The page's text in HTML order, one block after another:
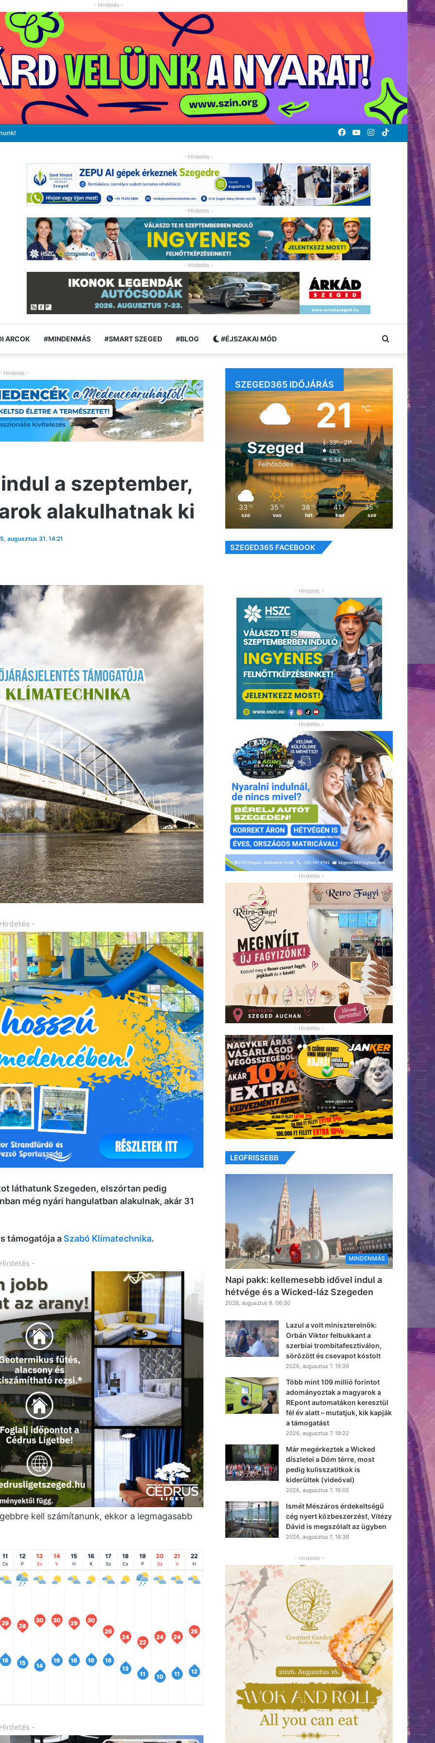
- Hirdetés -
TikTok
Instagram
YouTube
Facebook
- Hirdetés -
- Hirdetés -
- Hirdetés -
ARCOK #MINDENMÁS #SMART SZEGED #BLOG #ÉJSZAKAI MÓD Keresés:
- Hirdetés -
a szeptember,
alakulhatnak ki
augusztus 31. 14:21
-
láthatunk Szegeden, elszórtan pedig
még nyári hangulatban alakulnak, akár 31
támogatója a Szabó Klímatechnika.
-
kell számítanunk, ekkor a legmagasabb
-
SZEGED365 IDŐJÁRÁS
Szeged
Felhősödés
21℃
33º - 21º
68%
5.54 km/h
33 ℃
szo
35 ℃
vas
38 ℃
hét
41 ℃
ked
35 ℃
sze
SZEGED365 FACEBOOK
- Hirdetés -
- Hirdetés -
- Hirdetés -
- Hirdetés -
LEGFRISSEBB
MINDENMÁS
Napi pakk: kellemesebb idővel indul a
hétvége és a Wicked-láz Szegeden
2026, augusztus 8. 06:30
Lazul a volt miniszterelnök:
Orbán Viktor felbukkant a
szerbiai trombitafesztiválon,
sörözött és csevapot kóstolt
2026, augusztus 7. 19:39
Több mint 109 millió forintot
adományoztak a magyarok a
REpont automatákon keresztül
fél év alatt – mutatjuk, kik kapják
a támogatást
2026, augusztus 7. 19:22
Már megérkeztek a Wicked
díszletei a Dóm térre, most
pedig kulisszatitkok is
kiderültek (videóval)
2026, augusztus 7. 19:05
Ismét Mészáros érdekeltségű
cég nyert közbeszerzést, Vitézy
Dávid is megszólalt az ügyben
2026, augusztus 7. 18:36
- Hirdetés -